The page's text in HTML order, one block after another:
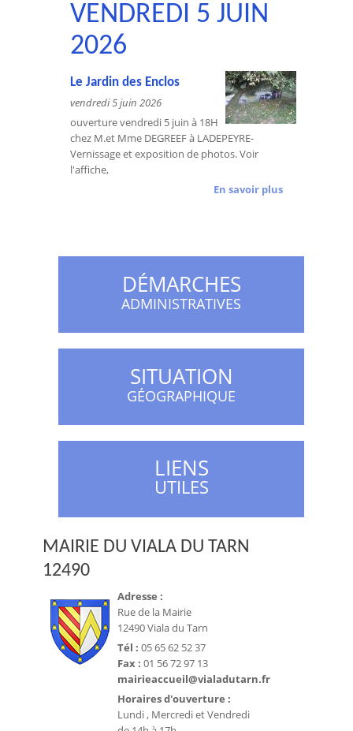
VENDREDI 5 JUIN
2026
Le Jardin des Enclos
vendredi 5 juin 2026
ouverture vendredi 5 juin à 18H
chez M.et Mme DEGREEF à LADEPEYRE-
Vernissage et exposition de photos. Voir
l'affiche,
En savoir plus
DÉMARCHES
ADMINISTRATIVES
SITUATION
GÉOGRAPHIQUE
LIENS
UTILES
MAIRIE DU VIALA DU TARN
12490
Adresse :
Rue de la Mairie
12490 Viala du Tarn
Tél : 05 65 62 52 37
Fax : 01 56 72 97 13
mairieaccueil@vialadutarn.fr
Horaires d'ouverture :
Lundi , Mercredi et Vendredi